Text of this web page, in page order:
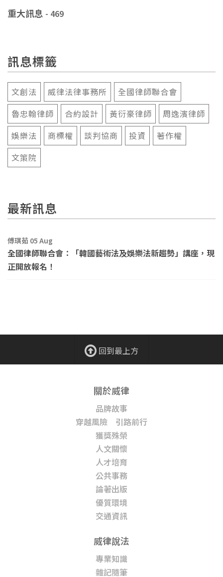
重大訊息 - 469
訊息標籤
文創法 威律法律事務所
全國律師聯合會
魯忠翰律師
合約設計 黃衍豪律師
周逸濱律師
娛樂法
商標權 談判協商 投資
著作權
文策院
最新訊息
傅琪茹 05 Aug
全國律師聯合會：「韓國藝術法及娛樂法新趨勢」講座，現
正開放報名！
回到最上方
關於威律
品牌故事
穿越風險 引路前行
獲獎殊榮
人文關懷
人才培育
公共事務
論著出版
優質環境
交通資訊
威律說法
專業知識
雜記隨筆